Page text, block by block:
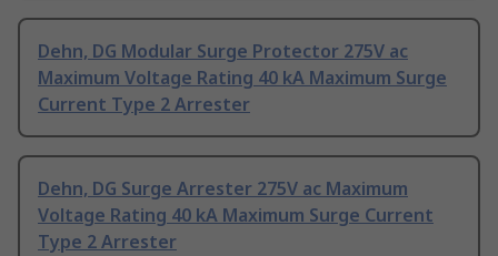
Dehn, DG Modular Surge Protector 275V ac
Maximum Voltage Rating 40 kA Maximum Surge
Current Type 2 Arrester
Dehn, DG Surge Arrester 275V ac Maximum
Voltage Rating 40 kA Maximum Surge Current
Type 2 Arrester